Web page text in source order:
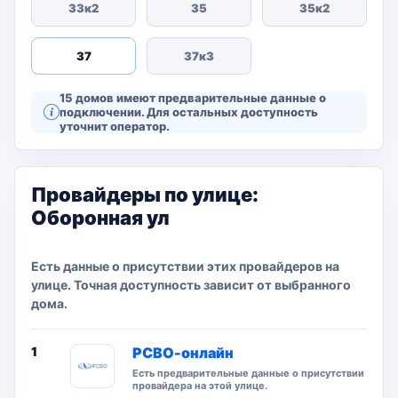
33к2 35 35к2
37 37к3
15 домов имеют предварительные данные о
подключении. Для остальных доступность
уточнит оператор.
Провайдеры по улице:
Оборонная ул
Есть данные о присутствии этих провайдеров на
улице. Точная доступность зависит от выбранного
дома.
1 РСВО-онлайн
Есть предварительные данные о присутствии
провайдера на этой улице.